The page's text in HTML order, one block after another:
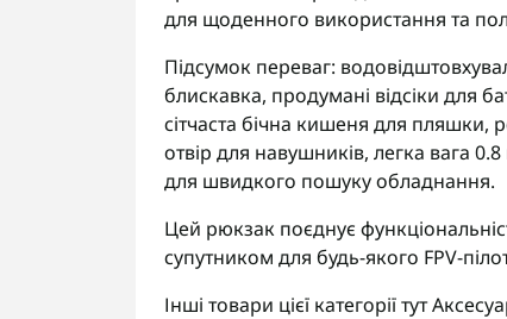
для щоденного використання та
Підсумок переваг:
блискавка, продумані відсіки для
сітчаста бічна кишеня для пляшки,
отвір для навушників, легка вага
для швидкого пошуку обладнання.
Цей рюкзак поєднує
супутником для будь-якого FPV-
Інші товари цієї категорії тут